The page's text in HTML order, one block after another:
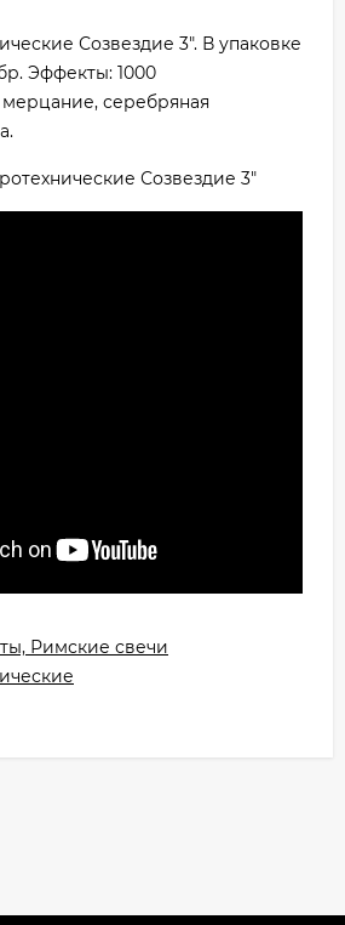
Созвездие 3". В упаковке
Эффекты: 1000
серебряная
Созвездие 3"
Римские свечи